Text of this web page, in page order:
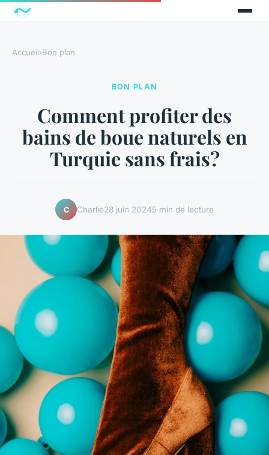
Accueil›Bon plan
BON PLAN
Comment profiter des
bains de boue naturels en
Turquie sans frais?
C Charlie28 juin 20245 min de lecture